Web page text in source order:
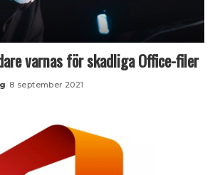
varnas för skadliga Office-filer
8 september 2021